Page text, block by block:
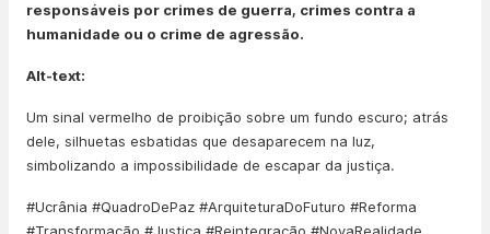
responsáveis por crimes de guerra, crimes contra a
humanidade ou o crime de agressão.
Alt-text:
Um sinal vermelho de proibição sobre um fundo escuro; atrás
dele, silhuetas esbatidas que desaparecem na luz,
simbolizando a impossibilidade de escapar da justiça.
#Ucrânia #QuadroDePaz #ArquiteturaDoFuturo #Reforma